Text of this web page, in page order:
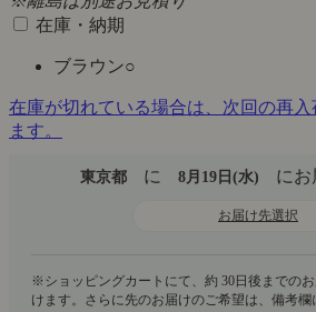
在庫・納期
ブラウン○
在庫が切れている場合は、次回の再
ます。
東京都 に 8月19日(水) にお
お届け先選択